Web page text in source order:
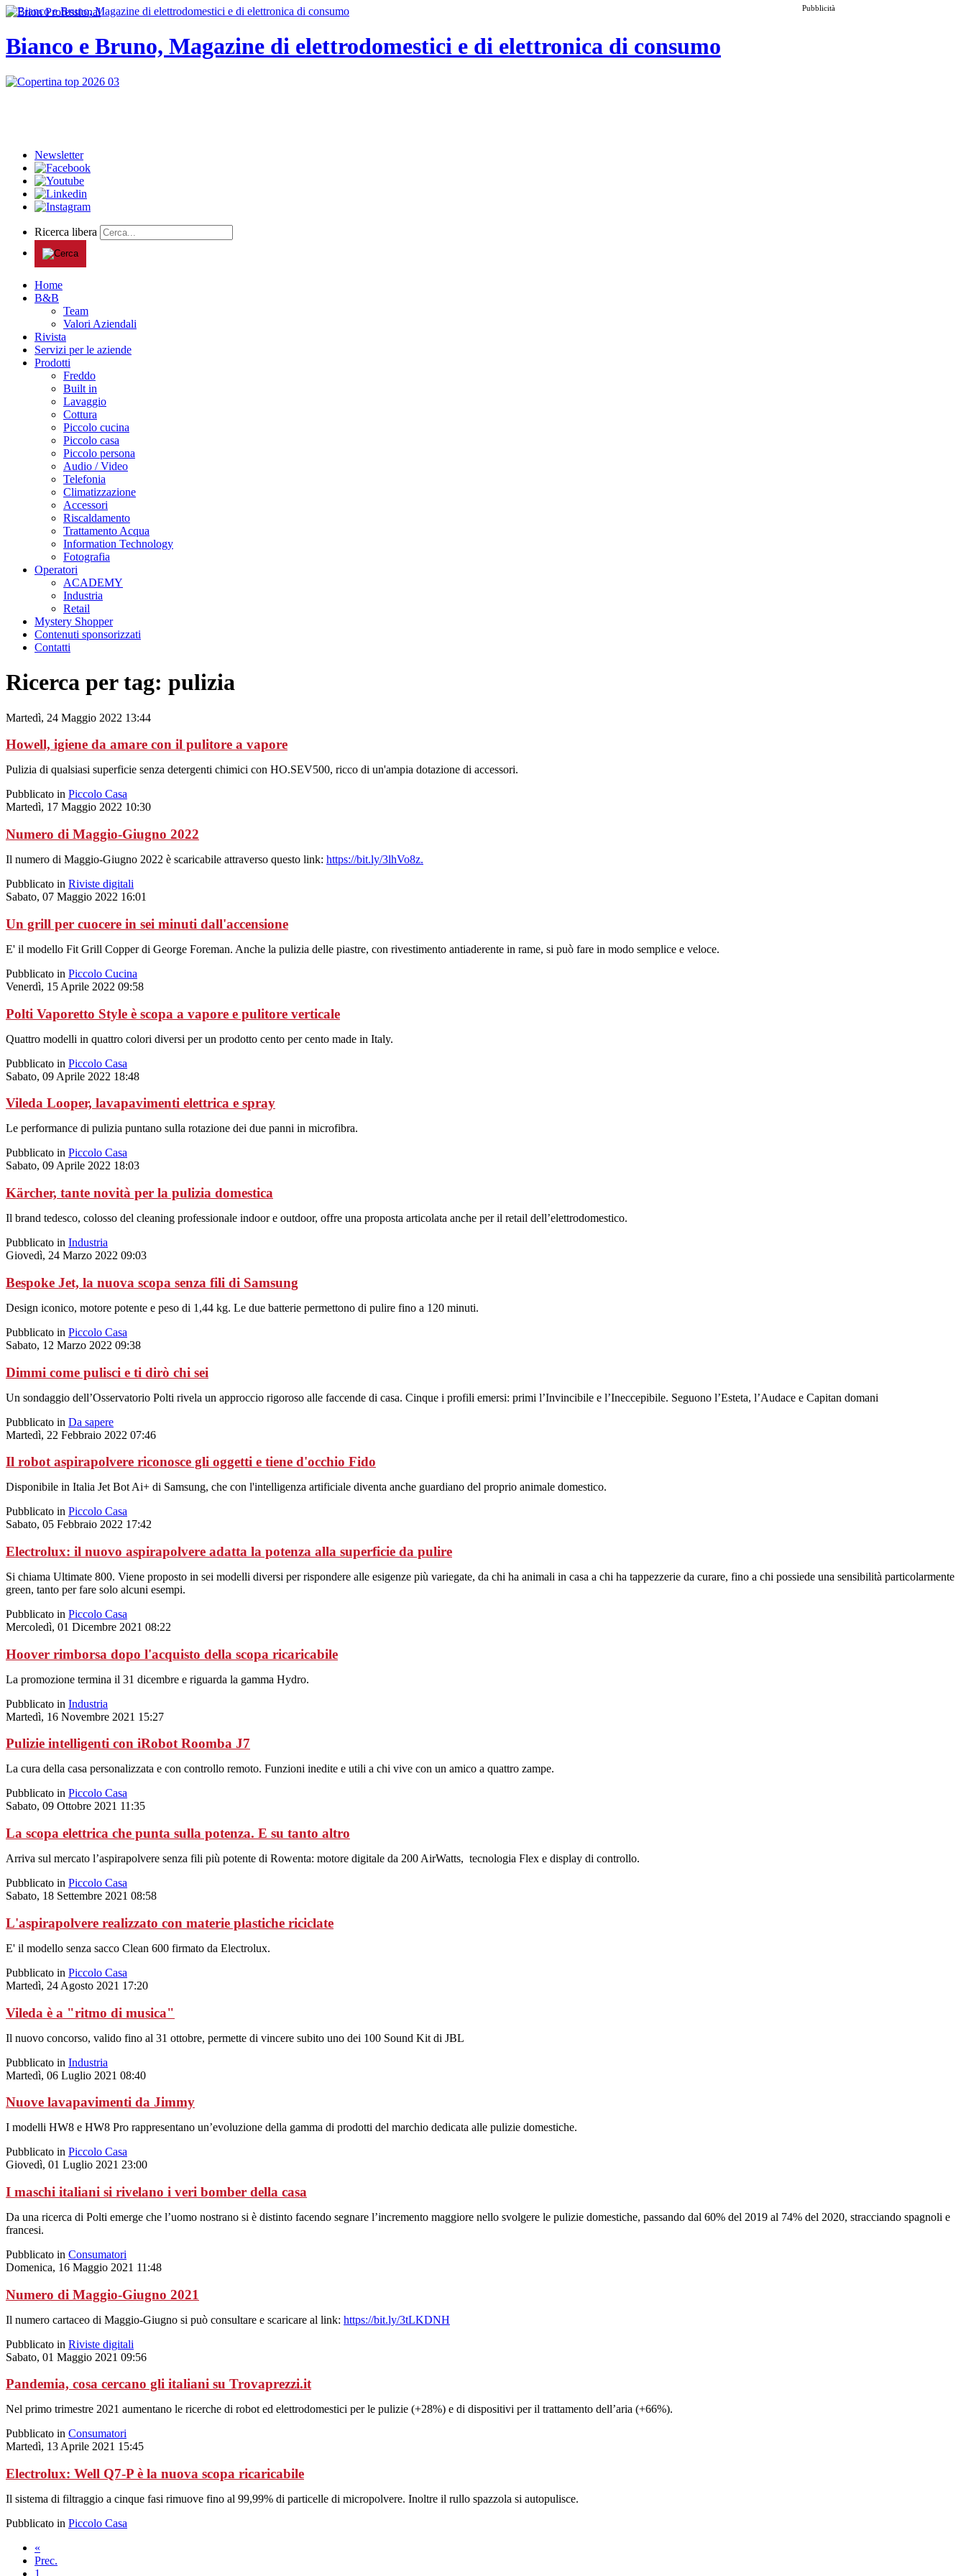
Pubblicità
Bianco e Bruno, Magazine di elettrodomestici e di elettronica di consumo
Newsletter
Ricerca libera
Home
B&B
Team
Valori Aziendali
Rivista
Servizi per le aziende
Prodotti
Freddo
Built in
Lavaggio
Cottura
Piccolo cucina
Piccolo casa
Piccolo persona
Audio / Video
Telefonia
Climatizzazione
Accessori
Riscaldamento
Trattamento Acqua
Information Technology
Fotografia
Operatori
ACADEMY
Industria
Retail
Mystery Shopper
Contenuti sponsorizzati
Contatti
Ricerca per tag: pulizia
Martedì, 24 Maggio 2022 13:44
Howell, igiene da amare con il pulitore a vapore
Pulizia di qualsiasi superficie senza detergenti chimici con HO.SEV500, ricco di un'ampia dotazione di accessori.
Pubblicato in Piccolo Casa
Martedì, 17 Maggio 2022 10:30
Numero di Maggio-Giugno 2022
Il numero di Maggio-Giugno 2022 è scaricabile attraverso questo link: https://bit.ly/3lhVo8z.
Pubblicato in Riviste digitali
Sabato, 07 Maggio 2022 16:01
Un grill per cuocere in sei minuti dall'accensione
E' il modello Fit Grill Copper di George Foreman. Anche la pulizia delle piastre, con rivestimento antiaderente in rame, si può fare in modo semplice e veloce.
Pubblicato in Piccolo Cucina
Venerdì, 15 Aprile 2022 09:58
Polti Vaporetto Style è scopa a vapore e pulitore verticale
Quattro modelli in quattro colori diversi per un prodotto cento per cento made in Italy.
Pubblicato in Piccolo Casa
Sabato, 09 Aprile 2022 18:48
Vileda Looper, lavapavimenti elettrica e spray
Le performance di pulizia puntano sulla rotazione dei due panni in microfibra.
Pubblicato in Piccolo Casa
Sabato, 09 Aprile 2022 18:03
Kärcher, tante novità per la pulizia domestica
Il brand tedesco, colosso del cleaning professionale indoor e outdoor, offre una proposta articolata anche per il retail dell’elettrodomestico.
Pubblicato in Industria
Giovedì, 24 Marzo 2022 09:03
Bespoke Jet, la nuova scopa senza fili di Samsung
Design iconico, motore potente e peso di 1,44 kg. Le due batterie permettono di pulire fino a 120 minuti.
Pubblicato in Piccolo Casa
Sabato, 12 Marzo 2022 09:38
Dimmi come pulisci e ti dirò chi sei
Un sondaggio dell’Osservatorio Polti rivela un approccio rigoroso alle faccende di casa. Cinque i profili emersi: primi l’Invincibile e l’Ineccepibile. Seguono l’Esteta, l’Audace e Capitan domani
Pubblicato in Da sapere
Martedì, 22 Febbraio 2022 07:46
Il robot aspirapolvere riconosce gli oggetti e tiene d'occhio Fido
Disponibile in Italia Jet Bot Ai+ di Samsung, che con l'intelligenza artificiale diventa anche guardiano del proprio animale domestico.
Pubblicato in Piccolo Casa
Sabato, 05 Febbraio 2022 17:42
Electrolux: il nuovo aspirapolvere adatta la potenza alla superficie da pulire
Si chiama Ultimate 800. Viene proposto in sei modelli diversi per rispondere alle esigenze più variegate, da chi ha animali in casa a chi ha tappezzerie da curare, fino a chi possiede una sensibilità particolarmente
green, tanto per fare solo alcuni esempi.
Pubblicato in Piccolo Casa
Mercoledì, 01 Dicembre 2021 08:22
Hoover rimborsa dopo l'acquisto della scopa ricaricabile
La promozione termina il 31 dicembre e riguarda la gamma Hydro.
Pubblicato in Industria
Martedì, 16 Novembre 2021 15:27
Pulizie intelligenti con iRobot Roomba J7
La cura della casa personalizzata e con controllo remoto. Funzioni inedite e utili a chi vive con un amico a quattro zampe.
Pubblicato in Piccolo Casa
Sabato, 09 Ottobre 2021 11:35
La scopa elettrica che punta sulla potenza. E su tanto altro
Arriva sul mercato l’aspirapolvere senza fili più potente di Rowenta: motore digitale da 200 AirWatts, tecnologia Flex e display di controllo.
Pubblicato in Piccolo Casa
Sabato, 18 Settembre 2021 08:58
L'aspirapolvere realizzato con materie plastiche riciclate
E' il modello senza sacco Clean 600 firmato da Electrolux.
Pubblicato in Piccolo Casa
Martedì, 24 Agosto 2021 17:20
Vileda è a "ritmo di musica"
Il nuovo concorso, valido fino al 31 ottobre, permette di vincere subito uno dei 100 Sound Kit di JBL
Pubblicato in Industria
Martedì, 06 Luglio 2021 08:40
Nuove lavapavimenti da Jimmy
I modelli HW8 e HW8 Pro rappresentano un’evoluzione della gamma di prodotti del marchio dedicata alle pulizie domestiche.
Pubblicato in Piccolo Casa
Giovedì, 01 Luglio 2021 23:00
I maschi italiani si rivelano i veri bomber della casa
Da una ricerca di Polti emerge che l’uomo nostrano si è distinto facendo segnare l’incremento maggiore nello svolgere le pulizie domestiche, passando dal 60% del 2019 al 74% del 2020, stracciando spagnoli e
francesi.
Pubblicato in Consumatori
Domenica, 16 Maggio 2021 11:48
Numero di Maggio-Giugno 2021
Il numero cartaceo di Maggio-Giugno si può consultare e scaricare al link: https://bit.ly/3tLKDNH
Pubblicato in Riviste digitali
Sabato, 01 Maggio 2021 09:56
Pandemia, cosa cercano gli italiani su Trovaprezzi.it
Nel primo trimestre 2021 aumentano le ricerche di robot ed elettrodomestici per le pulizie (+28%) e di dispositivi per il trattamento dell’aria (+66%).
Pubblicato in Consumatori
Martedì, 13 Aprile 2021 15:45
Electrolux: Well Q7-P è la nuova scopa ricaricabile
Il sistema di filtraggio a cinque fasi rimuove fino al 99,99% di particelle di micropolvere. Inoltre il rullo spazzola si autopulisce.
Pubblicato in Piccolo Casa
«
Prec.